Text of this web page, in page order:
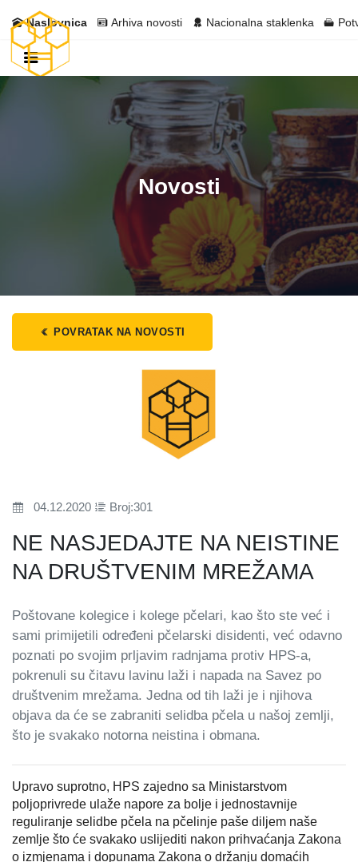
Naslovnica Arhiva novosti Nacionalna staklenka
Novosti
POVRATAK NA NOVOSTI
04.12.2020 Broj:301
NE NASJEDAJTE NA NEISTINE
NA DRUŠTVENIM MREŽAMA
Poštovane kolegice i kolege pčelari, kao što ste već i
sami primijetili određeni pčelarski disidenti, već odavno
poznati po svojim prljavim radnjama protiv HPS-a,
pokrenuli su čitavu lavinu laži i napada na Savez po
društvenim mrežama. Jedna od tih laži je i njihova
objava da će se zabraniti selidba pčela u našoj zemlji,
što je svakako notorna neistina i obmana.
Upravo suprotno, HPS zajedno sa Ministarstvom
poljoprivrede ulaže napore za bolje i jednostavnije
reguliranje selidbe pčela na pčelinje paše diljem naše
zemlje što će svakako uslijediti nakon prihvaćanja Zakona
o izmjenama i dopunama Zakona o držanju domaćih